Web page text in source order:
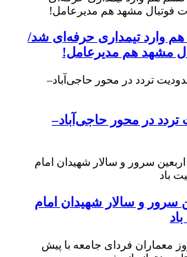
وارد تیمداری حرفه‌ای شد/
مشهد هم مدیرعامل!
تردد در محور حاجی‌آباد–
سرور و سالار شهیدان امام